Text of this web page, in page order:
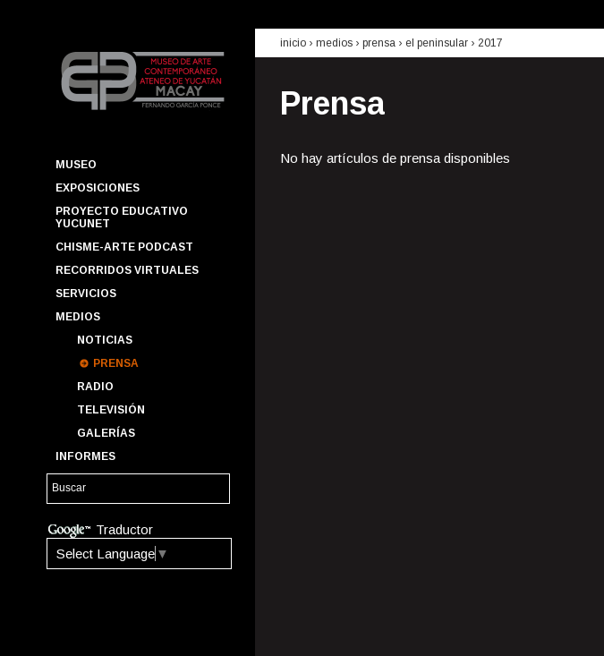
MUSEO
EXPOSICIONES
PROYECTO EDUCATIVO
YUCUNET
CHISME-ARTE PODCAST
RECORRIDOS VIRTUALES
SERVICIOS
MEDIOS
NOTICIAS
PRENSA
RADIO
TELEVISIÓN
GALERÍAS
INFORMES
Traductor
Select Language ▼
inicio › medios › prensa › el peninsular › 2017
Prensa
No hay artículos de prensa disponibles